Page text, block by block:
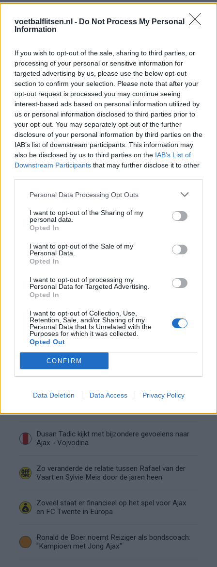
voetbalflitsen.nl - Do Not Process My Personal
Information
If you wish to opt-out of the sale, sharing to third parties, or
processing of your personal or sensitive information for
targeted advertising by us, please use the below opt-out
section to confirm your selection. Please note that after your
opt-out request is processed you may continue seeing
interest-based ads based on personal information utilized by
us or personal information disclosed to third parties prior to
your opt-out. You may separately opt-out of the further
disclosure of your personal information by third parties on the
IAB’s list of downstream participants. This information may
also be disclosed by us to third parties on the IAB’s List of
Downstream Participants that may further disclose it to other
Personal Data Processing Opt Outs
I want to opt-out of the Sharing of my
personal data.
Opted In
I want to opt-out of the Sale of my
Personal Data.
Opted In
I want to opt-out of processing my
Personal Data for Targeted Advertising.
Opted In
I want to opt-out of Collection, Use,
Retention, Sale, and/or Sharing of my
Personal Data that Is Unrelated with the
Purposes for which it was collected.
Opted Out
CONFIRM
Data Deletion Data Access Privacy Policy
Hart gaf de doorslag': Ouazane verkiest Marokko
boven Oranje
Dit verdient Dusan Tadic bij NEC: salaris en
contractdetails
Ajax dicht bij komst Arokodare: huurdeal met
koopoptie van 22 miljoen
Ajax helpt Burnley uit de brand met afgeknipte
sokken na blunder met tenues
Hakim Ziyech verhuurt opnieuw luxe
appartement op Amsterdamse Zuidas
Marcos Leonardo laat eerste indruk achter bij
Ajax: 'Hier gaan fans van genieten'
Resterend oefenprogramma Ajax: waar zijn de
Ajax groeit onder Míchel, maar transfermarkt
Ajax-talent Mohamed Abdalla schrijft Europese
Shane Kluivert krijgt kans van Flick en begint in
de basis bij FC Barcelona
Servische media vergelijken Ajax-talent Abdellah
Ajax zet grote stap richting volgende ronde na
Dusan Tadic kijkt met bijzondere gevoelens naar
Ajax - Vojvodina
Zo veranderde de relatie tussen Rafael van der
Vaart en Sylvie Meis door de jaren heen
Zoveel staat er financieel op het spel voor Ajax
en FC Twente in Europa
Ronald de Boer noemt Reiziger als bondscoach:
"Kampioen met Jong Ajax"